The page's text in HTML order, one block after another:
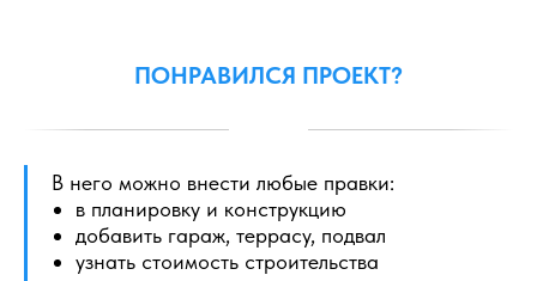
ПОНРАВИЛСЯ ПРОЕКТ?
В него можно внести любые правки:
в планировку и конструкцию
добавить гараж, террасу, подвал
узнать стоимость строительства